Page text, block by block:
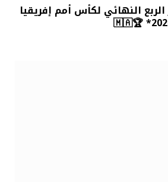
الربع النهائي لكأس أمم إفريقيا